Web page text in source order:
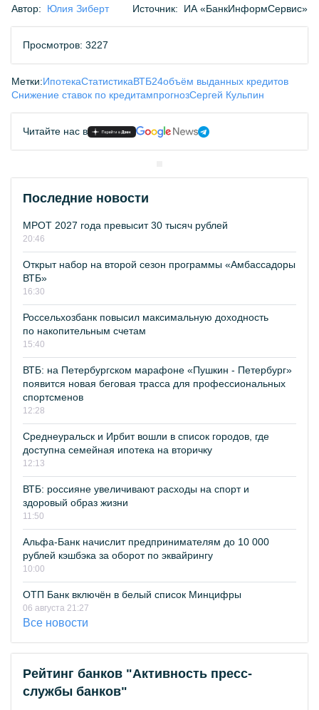
Автор: Юлия Зиберт Источник: ИА «БанкИнформСервис»
Просмотров: 3227
Метки:ИпотекаСтатистикаВТБ24объём выданных кредитов
Снижение ставок по кредитампрогнозСергей Кульпин
Читайте нас в
Последние новости
МРОТ 2027 года превысит 30 тысяч рублей
20:46
Открыт набор на второй сезон программы «Амбассадоры
ВТБ»
16:30
Россельхозбанк повысил максимальную доходность
по накопительным счетам
15:40
ВТБ: на Петербургском марафоне «Пушкин - Петербург»
появится новая беговая трасса для профессиональных
спортсменов
12:28
Среднеуральск и Ирбит вошли в список городов, где
доступна семейная ипотека на вторичку
12:13
ВТБ: россияне увеличивают расходы на спорт и
здоровый образ жизни
11:50
Альфа-Банк начислит предпринимателям до 10 000
рублей кэшбэка за оборот по эквайрингу
10:00
ОТП Банк включён в белый список Минцифры
06 августа 21:27
Все новости
Рейтинг банков "Активность пресс-
службы банков"